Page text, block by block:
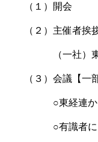
（１）開会
（２）主催者挨拶
（一社）東北
（３）会議【一部
○東経連からの
○有識者による